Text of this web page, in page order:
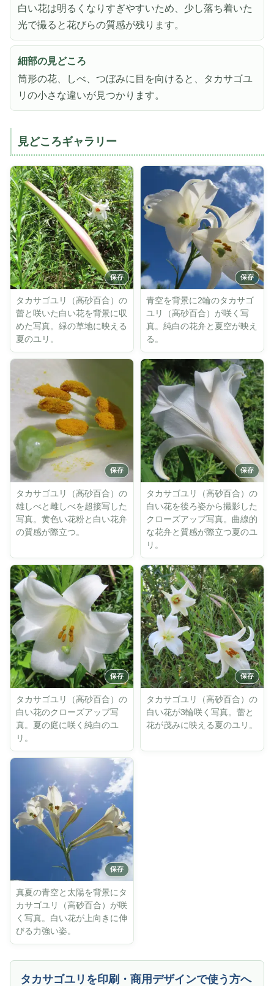
白い花は明るくなりすぎやすいため、少し落ち着いた
光で撮ると花びらの質感が残ります。
細部の見どころ
筒形の花、しべ、つぼみに目を向けると、タカサゴユ
リの小さな違いが見つかります。
見どころギャラリー
タカサゴユリ（高砂百合）の
蕾と咲いた白い花を背景に収
めた写真。緑の草地に映える
夏のユリ。
青空を背景に2輪のタカサゴ
ユリ（高砂百合）が咲く写
真。純白の花弁と夏空が映え
る。
タカサゴユリ（高砂百合）の
雄しべと雌しべを超接写した
写真。黄色い花粉と白い花弁
の質感が際立つ。
タカサゴユリ（高砂百合）の
白い花を後ろ姿から撮影した
クローズアップ写真。曲線的
な花弁と質感が際立つ夏のユ
リ。
タカサゴユリ（高砂百合）の
白い花のクローズアップ写
真。夏の庭に咲く純白のユ
リ。
タカサゴユリ（高砂百合）の
白い花が3輪咲く写真。蕾と
花が茂みに映える夏のユリ。
真夏の青空と太陽を背景にタ
カサゴユリ（高砂百合）が咲
く写真。白い花が上向きに伸
びる力強い姿。
タカサゴユリを印刷・商用デザインで使う方へ